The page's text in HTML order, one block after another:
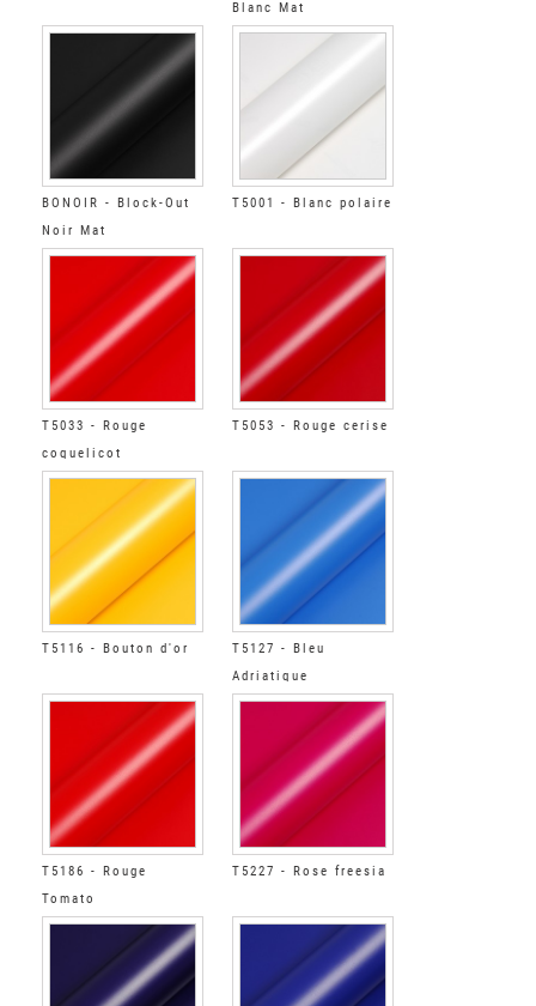
Blanc Mat
BONOIR - Block-Out
Noir Mat
T5001 - Blanc polaire
T5033 - Rouge
coquelicot
T5053 - Rouge cerise
T5116 - Bouton d'or
T5127 - Bleu
Adriatique
T5186 - Rouge
Tomato
T5227 - Rose freesia